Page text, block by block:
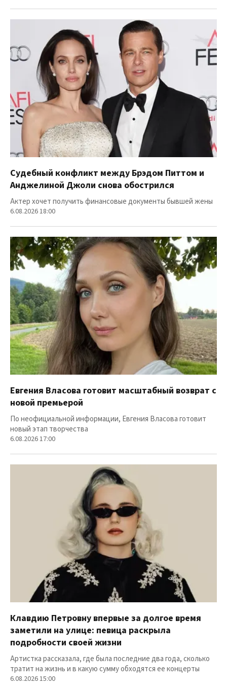
Судебный конфликт между Брэдом Питтом и
Анджелиной Джоли снова обострился
Актер хочет получить финансовые документы бывшей жены
6.08.2026 18:00
Евгения Власова готовит масштабный возврат с
новой премьерой
По неофициальной информации, Евгения Власова готовит
новый этап творчества
6.08.2026 17:00
Клавдию Петровну впервые за долгое время
заметили на улице: певица раскрыла
подробности своей жизни
Артистка рассказала, где была последние два года, сколько
тратит на жизнь и в какую сумму обходятся ее концерты
6.08.2026 15:00